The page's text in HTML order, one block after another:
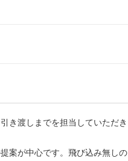
き渡しまでを担当していただき
案が中心です。飛び込み無しの